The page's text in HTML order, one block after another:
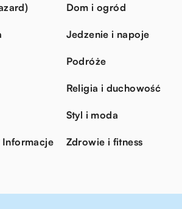
Dom i ogród
Jedzenie i napoje
Podróże
Religia i duchowość
Styl i moda
Zdrowie i fitness